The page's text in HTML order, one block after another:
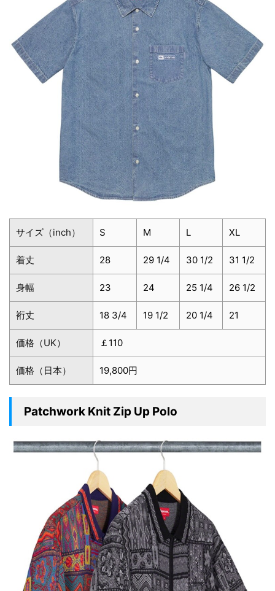
サイズ（inch） S M L XL
着丈 28 29 1/4 30 1/2 31 1/2
身幅 23 24 25 1/4 26 1/2
裄丈 18 3/4 19 1/2 20 1/4 21
価格（UK） ￡110
価格（日本） 19,800円
Patchwork Knit Zip Up Polo